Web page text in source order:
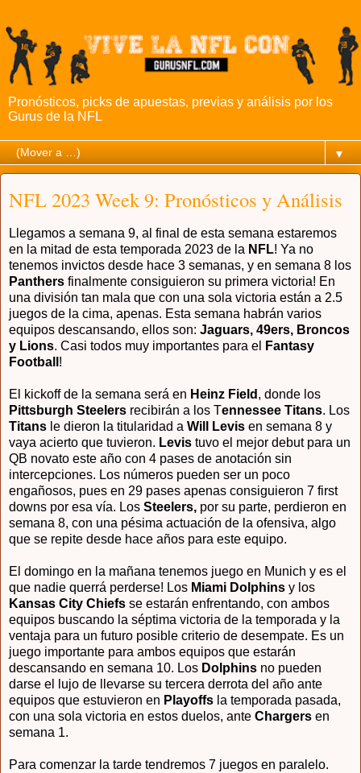
Pronósticos, picks de apuestas, previas y análisis por los
Gurus de la NFL
▼
NFL 2023 Week 9: Pronósticos y Análisis
Llegamos a semana 9, al final de esta semana estaremos
en la mitad de esta temporada 2023 de la NFL! Ya no
tenemos invictos desde hace 3 semanas, y en semana 8 los
Panthers finalmente consiguieron su primera victoria! En
una división tan mala que con una sola victoria están a 2.5
juegos de la cima, apenas. Esta semana habrán varios
equipos descansando, ellos son: Jaguars, 49ers, Broncos
y Lions. Casi todos muy importantes para el
Fantasy
Football !
El kickoff de la semana será en Heinz Field , donde los
Pittsburgh Steelers recibirán a los Tennessee Titans. Los
Titans le dieron la titularidad a Will Levis en semana 8 y
vaya acierto que tuvieron. Levis tuvo el mejor debut para un
QB novato este año con 4 pases de anotación sin
intercepciones. Los números pueden ser un poco
engañosos, pues en 29 pases apenas consiguieron 7 first
downs por esa vía. Los Steelers, por su parte, perdieron en
semana 8, con una pésima actuación de la ofensiva, algo
que se repite desde hace años para este equipo.
El domingo en la mañana tenemos juego en Munich y es el
que nadie querrá perderse! Los Miami Dolphins y los
Kansas City Chiefs se estarán enfrentando, con ambos
equipos buscando la séptima victoria de la temporada y la
ventaja para un futuro posible criterio de desempate. Es un
juego importante para ambos equipos que estarán
descansando en semana 10. Los Dolphins no pueden
darse el lujo de llevarse su tercera derrota del año ante
equipos que estuvieron en Playoffs la temporada pasada,
con una sola victoria en estos duelos, ante Chargers en
semana 1.
Para comenzar la tarde tendremos 7 juegos en paralelo.